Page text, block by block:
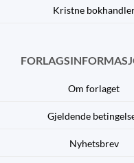
Kristne
Om forlaget
Gjeldende
Nyhetsbrev